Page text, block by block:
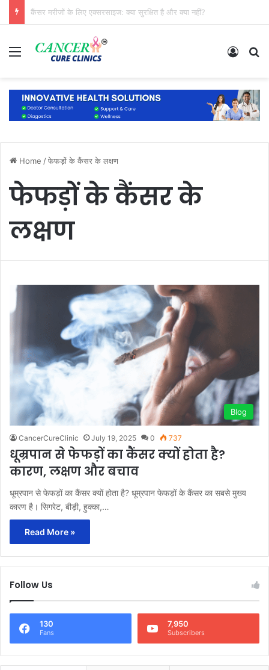
Menu Log In
Home /फेफड़ों के कैंसर के लक्षण
फेफड़ों के कैंसर के
लक्षण
Blog
CancerCureClinic July 19, 2025 0 737
धूम्रपान से फेफड़ों का कैंसर क्यों होता है?
कारण, लक्षण और बचाव
धूम्रपान से फेफड़ों का कैंसर क्यों होता है? धूम्रपान फेफड़ों के कैंसर का सबसे मुख्य
कारण है। सिगरेट, बीड़ी, हुक्का,…
Read More »
Follow Us
130
Fans
7,950
Subscribers